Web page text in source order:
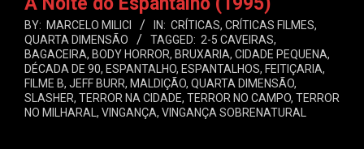
BY: MARCELO MILICI IN: CRÍTICAS, CRÍTICAS FILMES,
QUARTA DIMENSÃO
TAGGED: 2-5 CAVEIRAS,
BAGACEIRA, BODY HORROR, BRUXARIA, CIDADE PEQUENA,
DÉCADA DE 90, ESPANTALHO, ESPANTALHOS, FEITIÇARIA,
FILME B, JEFF BURR, MALDIÇÃO, QUARTA DIMENSÃO,
SLASHER, TERROR NA CIDADE, TERROR NO CAMPO, TERROR
NO MILHARAL, VINGANÇA, VINGANÇA SOBRENATURAL